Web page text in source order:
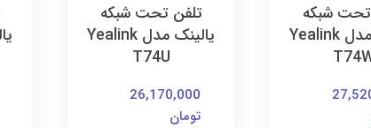
شبکه
یالینک مدل Yealink
تلفن تحت شبکه
یالینک مدل Yealink
T74U
26,170,000
تومان